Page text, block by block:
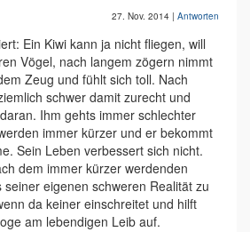
27. Nov. 2014 | Antworten
Ein Kiwi kann ja nicht fliegen, will
Vögel, nach langem zögern nimmt
Zeug und fühlt sich toll. Nach
schwer damit zurecht und
Ihm gehts immer schlechter
immer kürzer und er bekommt
Sein Leben verbessert sich nicht.
dem immer kürzer werdenden
eigenen schweren Realität zu
da keiner einschreitet und hilft
am lebendigen Leib auf.